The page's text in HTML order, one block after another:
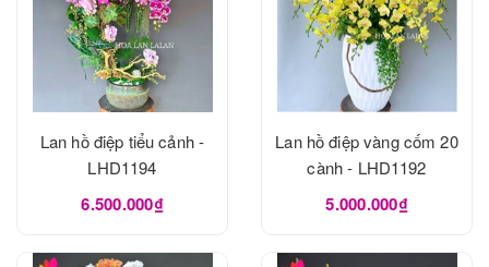
Lan hồ điệp tiểu cảnh -
LHD1194
6.500.000₫
Lan hồ điệp vàng cốm 20
cành - LHD1192
5.000.000₫